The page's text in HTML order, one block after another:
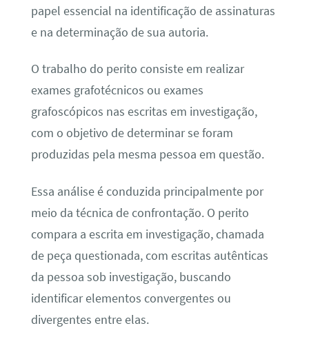
papel essencial na identificação de assinaturas
e na determinação de sua autoria.
O trabalho do perito consiste em realizar
exames grafotécnicos ou exames
grafoscópicos nas escritas em investigação,
com o objetivo de determinar se foram
produzidas pela mesma pessoa em questão.
Essa análise é conduzida principalmente por
meio da técnica de confrontação. O perito
compara a escrita em investigação, chamada
de peça questionada, com escritas autênticas
da pessoa sob investigação, buscando
identificar elementos convergentes ou
divergentes entre elas.